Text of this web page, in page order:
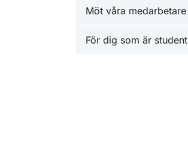
Möt våra medarbetare
För dig som är student